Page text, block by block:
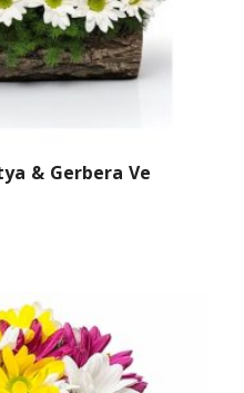
& Gerbera Ve